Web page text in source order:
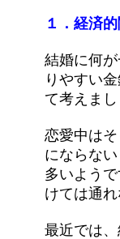
１．経済
結婚に何
りやすい
て考えまし
恋愛中は
にならな
多いよう
けては通れ
最近では